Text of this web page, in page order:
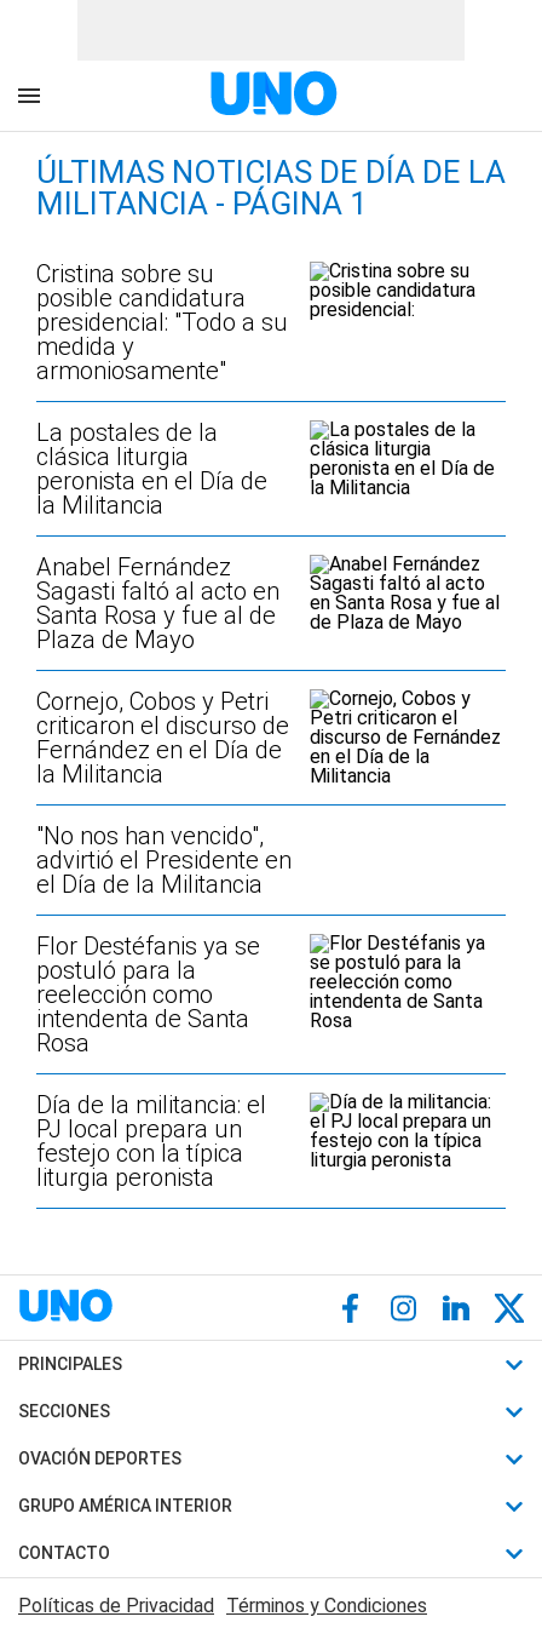
ÚLTIMAS NOTICIAS DE DÍA DE LA
MILITANCIA - PÁGINA 1
Cristina sobre su
posible candidatura
presidencial: "Todo a su
medida y
armoniosamente"
La postales de la
clásica liturgia
peronista en el Día de
la Militancia
Anabel Fernández
Sagasti faltó al acto en
Santa Rosa y fue al de
Plaza de Mayo
Cornejo, Cobos y Petri
criticaron el discurso de
Fernández en el Día de
la Militancia
"No nos han vencido",
advirtió el Presidente en
el Día de la Militancia
Flor Destéfanis ya se
postuló para la
reelección como
intendenta de Santa
Rosa
Día de la militancia: el
PJ local prepara un
festejo con la típica
liturgia peronista
PRINCIPALES
Últimas Noticias
Política
Judiciales
Economia
SECCIONES
Horóscopo
Motores
Trucos caseros
Series y Películas
OVACIÓN DEPORTES
Fútbol
Mundial
Automovilismo
Rugby
GRUPO AMÉRICA INTERIOR
Canal 7 en Vivo
CONTACTO
Acerca de Nosotros
Políticas de Privacidad Términos y Condiciones